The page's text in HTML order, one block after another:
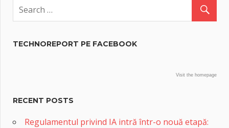
TECHNOREPORT PE FACEBOOK
Visit the homepage
RECENT POSTS
Regulamentul privind IA intră într-o nouă etapă: